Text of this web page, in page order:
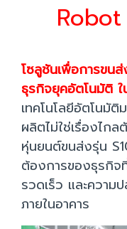
โซลูชันเพื่อการขน
ธุรกิจยุคอัตโนมัติ
เทคโนโลยีอัตโนมัติ
ผลิตไม่ใช่เรื่องไก
หุ่นยนต์ขนส่งรุ่น
ต้องการของธุรกิจ
รวดเร็ว และความ
ภายในอาคาร